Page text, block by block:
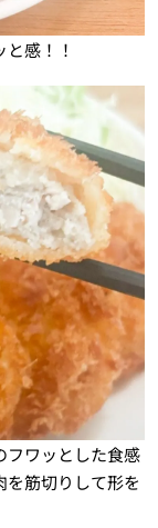
感！！
フワッとした食感
筋切りして形を